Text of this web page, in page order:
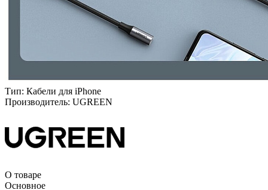
Тип: Кабели для iPhone
Производитель: UGREEN
О товаре
Основное